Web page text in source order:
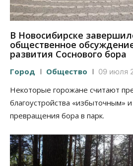
В Новосибирске
общественное
развития Соснового бора
Город Общество 09 июля
Некоторые горожане считают
благоустройства «избыточным»
превращения бора в парк.